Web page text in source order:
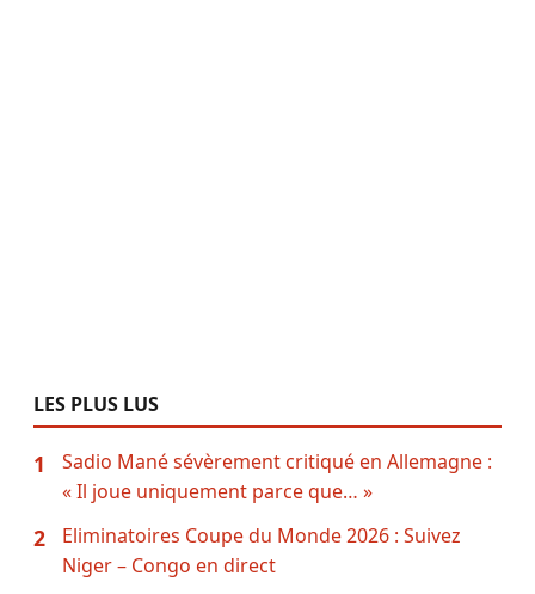
LES PLUS LUS
1
Sadio Mané sévèrement critiqué en Allemagne :
« Il joue uniquement parce que… »
2
Eliminatoires Coupe du Monde 2026 : Suivez
Niger – Congo en direct